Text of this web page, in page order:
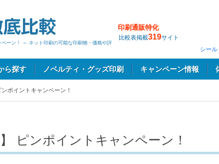
ペーン！ ～ ネット印刷の可能な印刷物・価格や評
印刷通販特化
比較表掲載319サイト
シー
ら探す ノベルティ・グッズ印刷 キャンペーン情報
ンポイントキャンペーン！
ピンポイントキャンペーン！